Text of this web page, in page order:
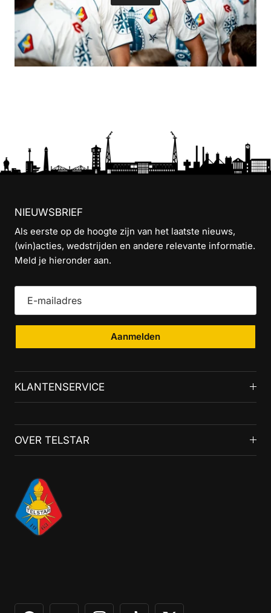
NIEUWSBRIEF
Als eerste op de hoogte zijn van het laatste nieuws,
(win)acties, wedstrijden en andere relevante informatie.
Meld je hieronder aan.
Aanmelden
KLANTENSERVICE
OVER TELSTAR